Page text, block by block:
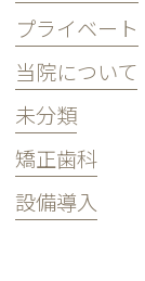
プライベート
当院について
未分類
矯正歯科
設備導入